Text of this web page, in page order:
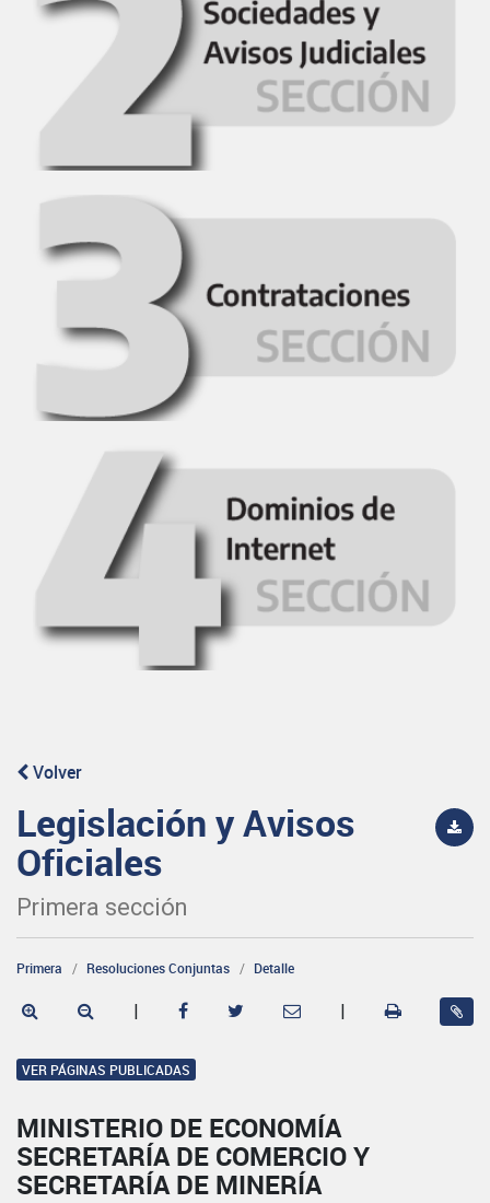
Volver
Legislación y Avisos
Oficiales
Primera sección
Primera Resoluciones Conjuntas Detalle
| |
VER PÁGINAS PUBLICADAS
MINISTERIO DE ECONOMÍA
SECRETARÍA DE COMERCIO Y
SECRETARÍA DE MINERÍA